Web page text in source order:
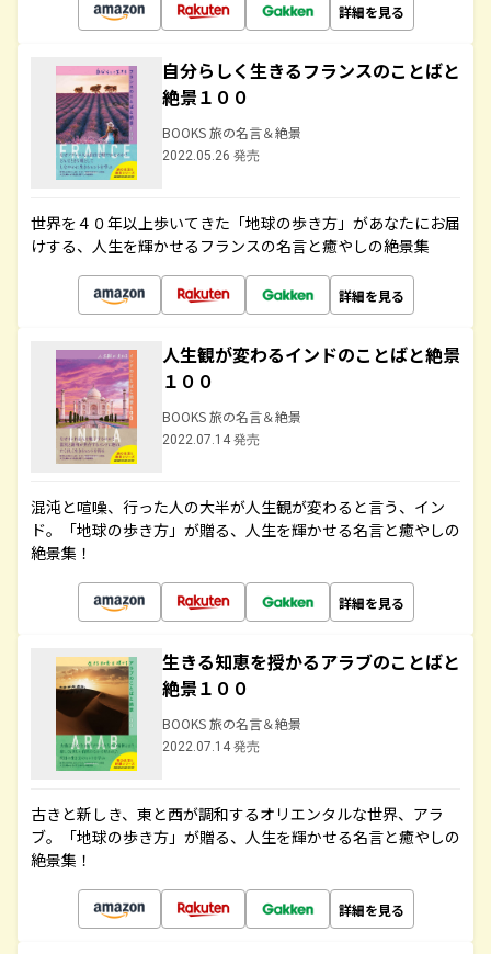
詳細を見る
自分らしく生きるフランスのことばと
絶景１００
BOOKS 旅の名言＆絶景
2022.05.26 発売
世界を４０年以上歩いてきた「地球の歩き方」があなたにお届
けする、人生を輝かせるフランスの名言と癒やしの絶景集
詳細を見る
人生観が変わるインドのことばと絶景
１００
BOOKS 旅の名言＆絶景
2022.07.14 発売
混沌と喧噪、行った人の大半が人生観が変わると言う、イン
ド。「地球の歩き方」が贈る、人生を輝かせる名言と癒やしの
絶景集！
詳細を見る
生きる知恵を授かるアラブのことばと
絶景１００
BOOKS 旅の名言＆絶景
2022.07.14 発売
古きと新しき、東と西が調和するオリエンタルな世界、アラ
ブ。「地球の歩き方」が贈る、人生を輝かせる名言と癒やしの
絶景集！
詳細を見る